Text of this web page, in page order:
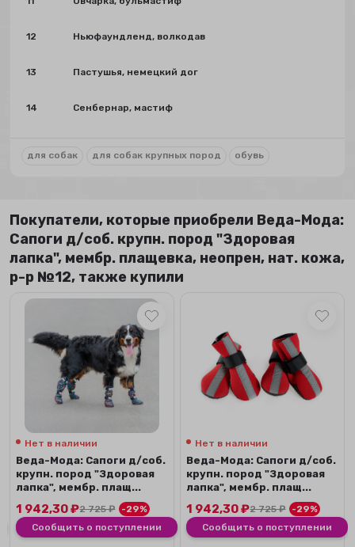
12 Ньюфаундленд, волкодав
13 Пастушья, немецкий дог
14 Сенбернар, мастиф
для собак для собак крупных пород обувь
Покупатели, которые приобрели Веда-Мода:
Сапоги д/соб. крупн. пород "Здоровая
лапка", мембр. плащевка, неопрен, нат. кожа,
р-р №12, также купили
Нет в наличии
Веда-Мода: Сапоги д/соб.
крупн. пород "Здоровая
лапка", мембр. плащ...
1 942,30₽2 725₽
-29%
Сообщить о поступлении
Нет в наличии
Веда-Мода: Сапоги д/соб.
крупн. пород "Здоровая
лапка", мембр. плащ...
1 942,30₽2 725₽
-29%
Сообщить о поступлении